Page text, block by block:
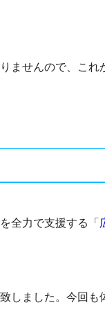
せんので、これ
全力で支援する「
しました。今回も